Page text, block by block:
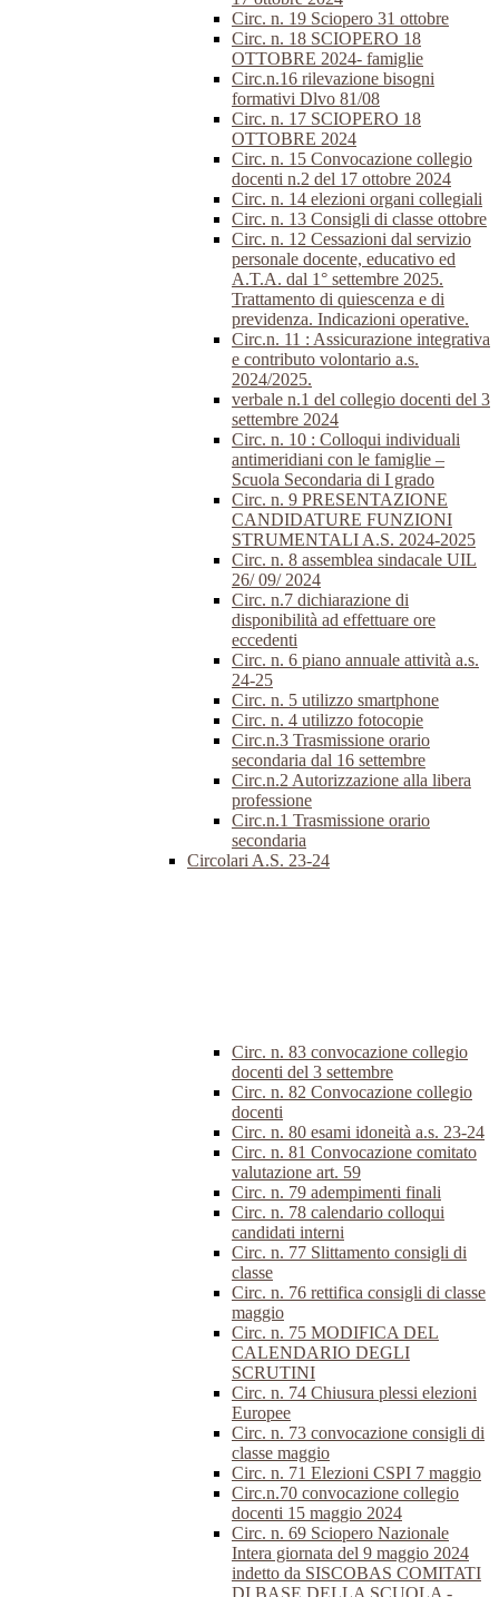
Circ. n. 19 Sciopero 31 ottobre
Circ. n. 18 SCIOPERO 18
OTTOBRE 2024- famiglie
Circ.n.16 rilevazione bisogni
formativi Dlvo 81/08
Circ. n. 17 SCIOPERO 18
OTTOBRE 2024
Circ. n. 15 Convocazione collegio
docenti n.2 del 17 ottobre 2024
Circ. n. 14 elezioni organi collegiali
Circ. n. 13 Consigli di classe ottobre
Circ. n. 12 Cessazioni dal servizio
personale docente, educativo ed
A.T.A. dal 1° settembre 2025.
Trattamento di quiescenza e di
previdenza. Indicazioni operative.
Circ.n. 11 : Assicurazione integrativa
e contributo volontario a.s.
2024/2025.
verbale n.1 del collegio docenti del 3
settembre 2024
Circ. n. 10 : Colloqui individuali
antimeridiani con le famiglie –
Scuola Secondaria di I grado
Circ. n. 9 PRESENTAZIONE
CANDIDATURE FUNZIONI
STRUMENTALI A.S. 2024-2025
Circ. n. 8 assemblea sindacale UIL
26/ 09/ 2024
Circ. n.7 dichiarazione di
disponibilità ad effettuare ore
eccedenti
Circ. n. 6 piano annuale attività a.s.
24-25
Circ. n. 5 utilizzo smartphone
Circ. n. 4 utilizzo fotocopie
Circ.n.3 Trasmissione orario
secondaria dal 16 settembre
Circ.n.2 Autorizzazione alla libera
professione
Circ.n.1 Trasmissione orario
secondaria
Circolari A.S. 23-24
Circ. n. 83 convocazione collegio
docenti del 3 settembre
Circ. n. 82 Convocazione collegio
docenti
Circ. n. 80 esami idoneità a.s. 23-24
Circ. n. 81 Convocazione comitato
valutazione art. 59
Circ. n. 79 adempimenti finali
Circ. n. 78 calendario colloqui
candidati interni
Circ. n. 77 Slittamento consigli di
classe
Circ. n. 76 rettifica consigli di classe
maggio
Circ. n. 75 MODIFICA DEL
CALENDARIO DEGLI
SCRUTINI
Circ. n. 74 Chiusura plessi elezioni
Europee
Circ. n. 73 convocazione consigli di
classe maggio
Circ. n. 71 Elezioni CSPI 7 maggio
Circ.n.70 convocazione collegio
docenti 15 maggio 2024
Circ. n. 69 Sciopero Nazionale
Intera giornata del 9 maggio 2024
indetto da SISCOBAS COMITATI